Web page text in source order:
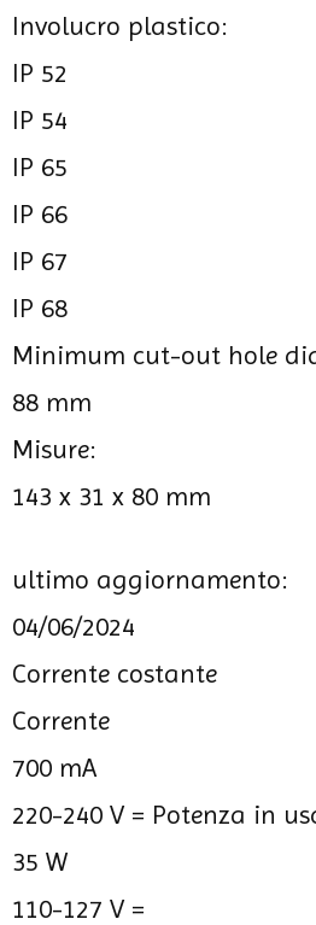
Involucro plastico:
IP 52
IP 54
IP 65
IP 66
IP 67
IP 68
Minimum cut-out hole
88 mm
Misure:
143 x 31 x 80 mm
ultimo aggiornamento:
04/06/2024
Corrente costante
Corrente
700 mA
220-240 V = Potenza in
35 W
110-127 V =